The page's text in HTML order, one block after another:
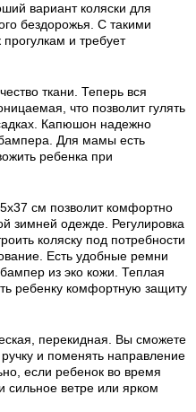
вариант коляски для
бездорожья. С такими
прогулкам и требует
ткани. Теперь вся
что позволит гулять
Капюшон надежно
бампера. Для мамы есть
ребенка при
см позволит комфортно
зимней одежде. Регулировка
коляску под потребности
Есть удобные ремни
из эко кожи. Теплая
ребенку комфортную защиту
перекидная. Вы сможете
и поменять направление
если ребенок во время
сильное ветре или ярком